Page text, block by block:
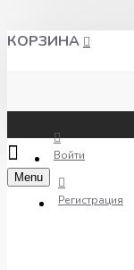
КОРЗИНА
Войти
Регистрация
Menu